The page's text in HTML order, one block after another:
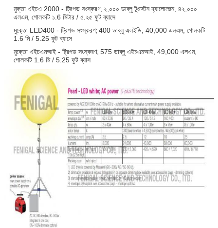
মুক্তা এইচএ 2000 - ট্রিপড সংস্করণ; ২,০০০ ডাব্লু টুংস্টেন হ্যালোজেন, ৪২,০০০
এলএম, গোলকটি ১.6 মিটার / ৫.২৫ ফুট ব্যাসে
মুক্তো LED400 - ট্রিপড সংস্করণ; 400 ডাব্লু এলইডি, 40,000 এলএম, গোলকটি
1.6 মি / 5.25 ফুট ব্যাসে
মুক্তো এইচএমআই - ট্রিপড সংস্করণ; 575 ডাব্লু এইচএমআই, 49,000 এলএম,
গোলকটি 1.6 মি / 5.25 ফুট ব্যাস